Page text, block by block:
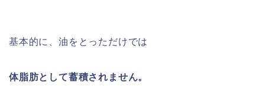
基本的に、油をとっただけでは
体脂肪として蓄積されません。